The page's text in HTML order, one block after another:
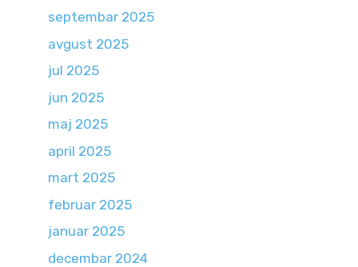
septembar 2025
avgust 2025
jul 2025
jun 2025
maj 2025
april 2025
mart 2025
februar 2025
januar 2025
decembar 2024